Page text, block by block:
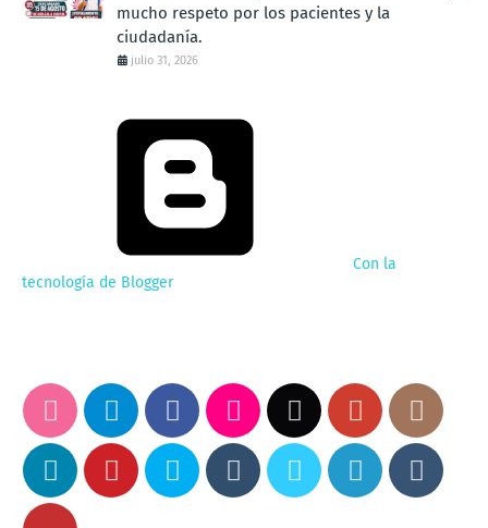
mucho respeto por los pacientes y la
ciudadanía.
julio 31, 2026
Con la
tecnología de Blogger